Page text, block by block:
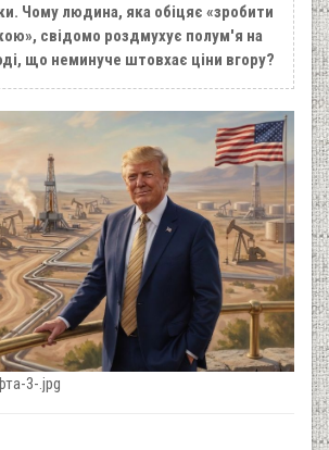
Чому людина, яка обіцяє «зробити
свідомо роздмухує полум'я на
що неминуче штовхає ціни вгору?
3-.jpg